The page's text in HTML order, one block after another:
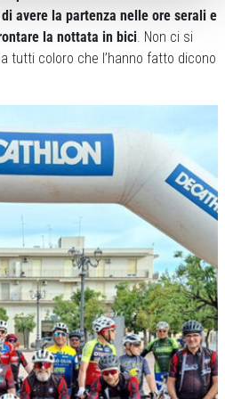
avere la partenza nelle ore serali e
la nottata in bici. Non ci si
tutti coloro che l’hanno fatto dicono